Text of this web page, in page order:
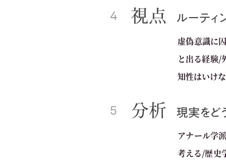
虚偽意識に
と出る経験/
知性はいけ
アナール学
考える/歴史